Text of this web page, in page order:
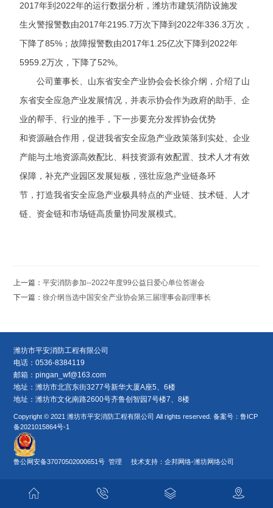
2017年到2022年的运行数据分析，潍坊市建筑消防设施发
生火警报警数由2017年2195.7万次下降到2022年336.3万次，
下降了85%；故障报警数由2017年1.25亿次下降到2022年
5959.2万次，下降了52%。
公司董事长、山东省安全产业协会会长徐介纲，介绍了山
东省安全应急产业发展情况，并表示协会作为政府的助手、企
业的帮手、行业的推手，下一步要充分发挥协会优势
和资源融合作用，促进我省安全应急产业政策落到实处、企业
产能与土地资源高效配比、科技资源有效配置、技术人才有效
保障，补充产业园区发展短板，强壮应急产业链条环
节，打造我省安全应急产业极具特点的产业链、技术链、人才
链、资金链和市场链高质量协同发展模式。
上一篇：平安消防参加--2022年度99公益日爱心单位答谢会
下一篇：徐介纲当选中国安全产业协会第三届理事会副理事长
潍坊市平安消防工程有限公司
电话：0536-8384119
邮箱：pingan_wf@163.com
地址：潍坊市北宫东街3277号新华大厦A座5、6楼
地址：潍坊市文化南路2600号齐鲁创智园7号楼7、8楼
Copyright © 2021 潍坊市平安消防工程有限公司 All rights reserved. 备案号：鲁ICP
备2021015864号-1
鲁公网安备37070502000651号 管理 技术支持：企邦网络-潍坊网络公司